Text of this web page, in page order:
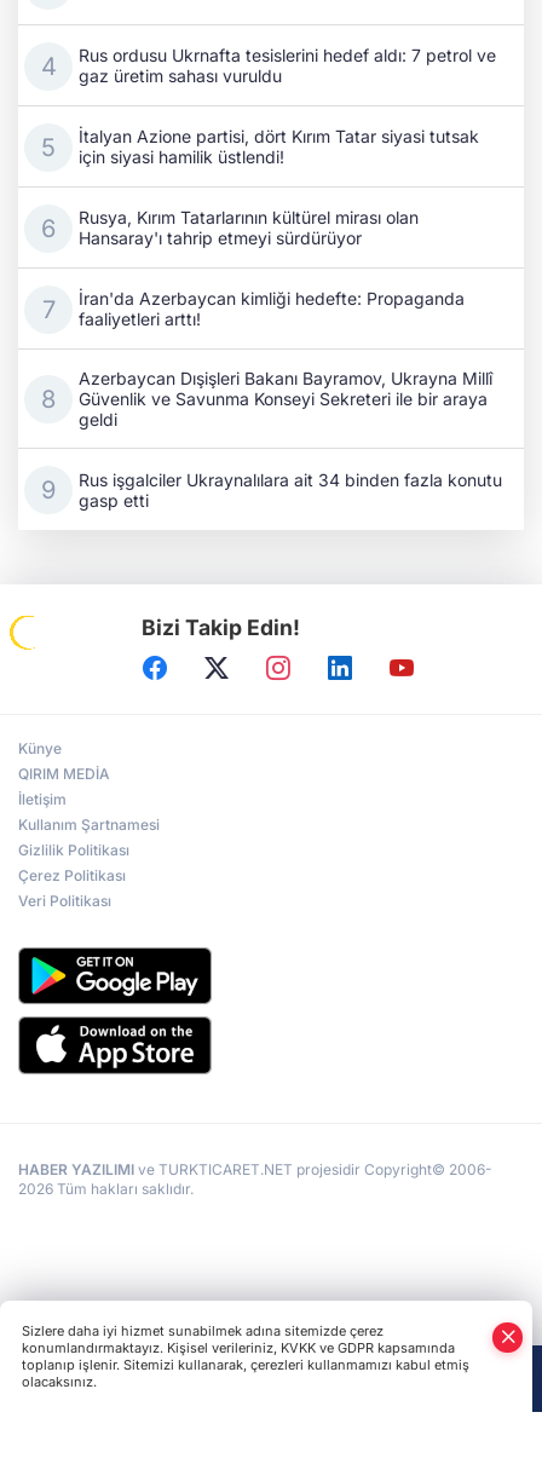
Rus ordusu Ukrnafta tesislerini hedef aldı: 7 petrol ve
gaz üretim sahası vuruldu
İtalyan Azione partisi, dört Kırım Tatar siyasi tutsak
için siyasi hamilik üstlendi!
Rusya, Kırım Tatarlarının kültürel mirası olan
Hansaray'ı tahrip etmeyi sürdürüyor
İran'da Azerbaycan kimliği hedefte: Propaganda
faaliyetleri arttı!
Azerbaycan Dışişleri Bakanı Bayramov, Ukrayna Millî
Güvenlik ve Savunma Konseyi Sekreteri ile bir araya
geldi
Rus işgalciler Ukraynalılara ait 34 binden fazla konutu
gasp etti
Bizi Takip Edin!
Künye
QIRIM MEDİA
İletişim
Kullanım Şartnamesi
Gizlilik Politikası
Çerez Politikası
Veri Politikası
HABER YAZILIMI ve TURKTICARET.NET projesidir Copyright© 2006-
2026 Tüm hakları saklıdır.
Sizlere daha iyi hizmet sunabilmek adına sitemizde çerez
konumlandırmaktayız. Kişisel verileriniz, KVKK ve GDPR kapsamında
toplanıp işlenir. Sitemizi kullanarak, çerezleri kullanmamızı kabul etmiş
olacaksınız.